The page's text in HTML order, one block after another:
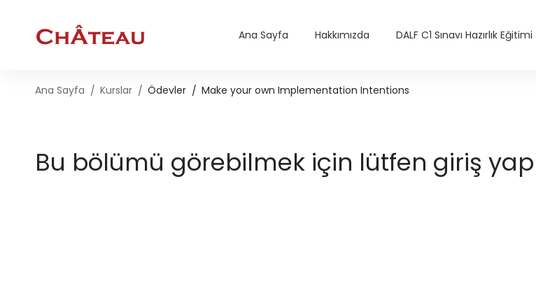
Ana Sayfa Hakkımızda DALF C1 Sınavı Hazırlık Eğitimi
Ana Sayfa Kurslar Ödevler Make your own Implementation Intentions
Bu bölümü görebilmek için lütfen giriş yap